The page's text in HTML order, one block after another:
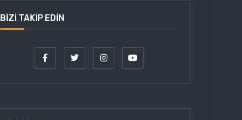
BIZI TAKIP EDIN